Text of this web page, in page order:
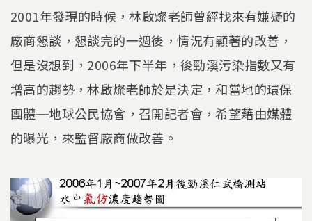
2001年發現的時候，林啟燦老師曾經找來有嫌疑的
廠商懇談，懇談完的一週後，情況有顯著的改善，
但是沒想到，2006年下半年，後勁溪污染指數又有
增高的趨勢，林啟燦老師於是決定，和當地的環保
團體─地球公民協會，召開記者會，希望藉由媒體
的曝光，來監督廠商做改善。